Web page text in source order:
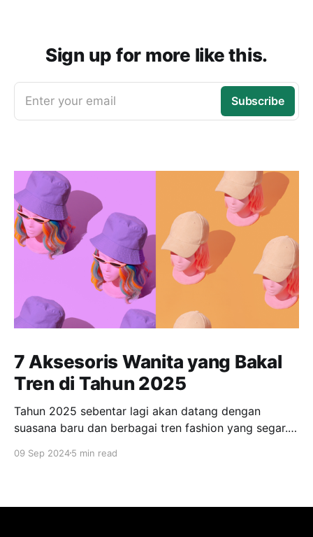
Sign up for more like this.
Enter your email Subscribe
7 Aksesoris Wanita yang Bakal
Tren di Tahun 2025
Tahun 2025 sebentar lagi akan datang dengan
suasana baru dan berbagai tren fashion yang segar.
relevan dengan tren terkini menjadi salah satu
penampilan sehari-hari menjadi lebih menarik dan
09 Sep 20245 min read